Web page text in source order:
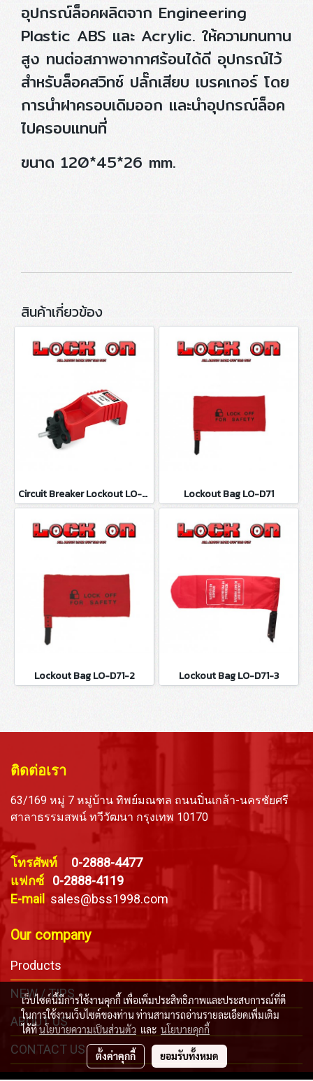
อุปกรณ์ล็อคผลิตจาก Engineering
Plastic ABS และ Acrylic. ให้ความทนทาน
สูง ทนต่อสภาพอากาศร้อนได้ดี อุปกรณ์ไว้
สำหรับล็อคสวิทช์ ปลั๊กเสียบ เบรคเกอร์ โดย
การนำฝาครอบเดิมออก และนำอุปกรณ์ล็อค
ไปครอบแทนที่
ขนาด 120*45*26 mm.
สินค้าเกี่ยวข้อง
Circuit Breaker Lockout LO-D100 Lockout Bag LO-D71
Lockout Bag LO-D71-2 Lockout Bag LO-D71-3
ติดต่อเรา
63/169 หมู่ 7 หมู่บ้าน ทิพย์มณฑล ถนนปิ่นเกล้า-นครชัยศรี
ศาลาธรรมสพน์ ทวีวัฒนา กรุงเทพ 10170
โทรศัพท์ 0-2888-4477
แฟกซ์ 0-2888-4119
E-mail
sales@bss1998.com
Our company
Products
NEW / TIPS
ABOUT US
CONTACT US
เว็บไซต์นี้มีการใช้งานคุกกี้ เพื่อเพิ่มประสิทธิภาพและประสบการณ์ที่ดี
ในการใช้งานเว็บไซต์ของท่าน ท่านสามารถอ่านรายละเอียดเพิ่มเติม
ได้ที่นโยบายความเป็นส่วนตัว และ นโยบายคุกกี้
ตั้งค่าคุกกี้ ยอมรับทั้งหมด